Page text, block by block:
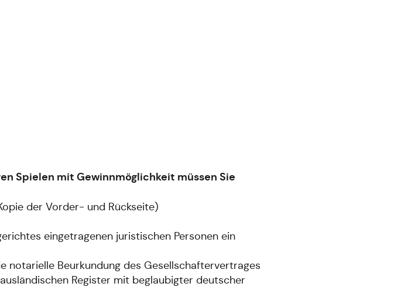
Spielen mit Gewinnmöglichkeit müssen Sie
der Vorder- und Rückseite)
eingetragenen juristischen Personen ein
notarielle Beurkundung des Gesellschaftervertrages
Register mit beglaubigter deutscher